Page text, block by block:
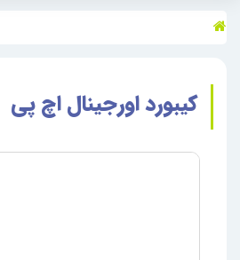
کیبورد اورجینال اچ پی